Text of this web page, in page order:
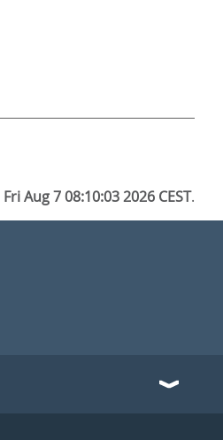
Fri Aug 7 08:10:03 2026 CEST.